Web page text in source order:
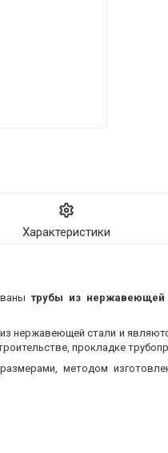
Характеристики
трубы из нержавеющей
нержавеющей стали и
прокладке
методом